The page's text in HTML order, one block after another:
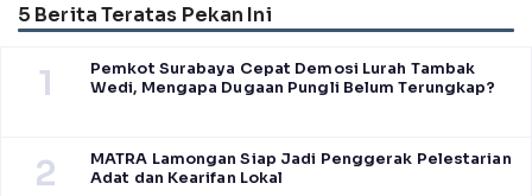
5 Berita Teratas Pekan Ini
1
Pemkot Surabaya Cepat Demosi Lurah Tambak
Wedi, Mengapa Dugaan Pungli Belum Terungkap?
2
MATRA Lamongan Siap Jadi Penggerak Pelestarian
Adat dan Kearifan Lokal